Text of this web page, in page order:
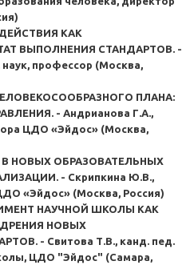
КАК
ВЫПОЛНЕНИЯ СТАНДАРТОВ. -
профессор (Москва,
ПЛАНА:
- Андрианова Г.А.,
ЦДО «Эйдос» (Москва,
НОВЫХ ОБРАЗОВАТЕЛЬНЫХ
- Скрипкина Ю.В.,
«Эйдос» (Москва, Россия)
НАУЧНОЙ ШКОЛЫ КАК
НОВЫХ
- Свитова Т.В., канд. пед.
ЦДО "Эйдос" (Самара,